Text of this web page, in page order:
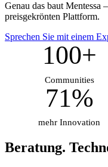
Genau das baut Mentessa
preisgekrönten Plattform.
Sprechen Sie mit einem
100+
Communities
71%
mehr Innovation
Beratung.